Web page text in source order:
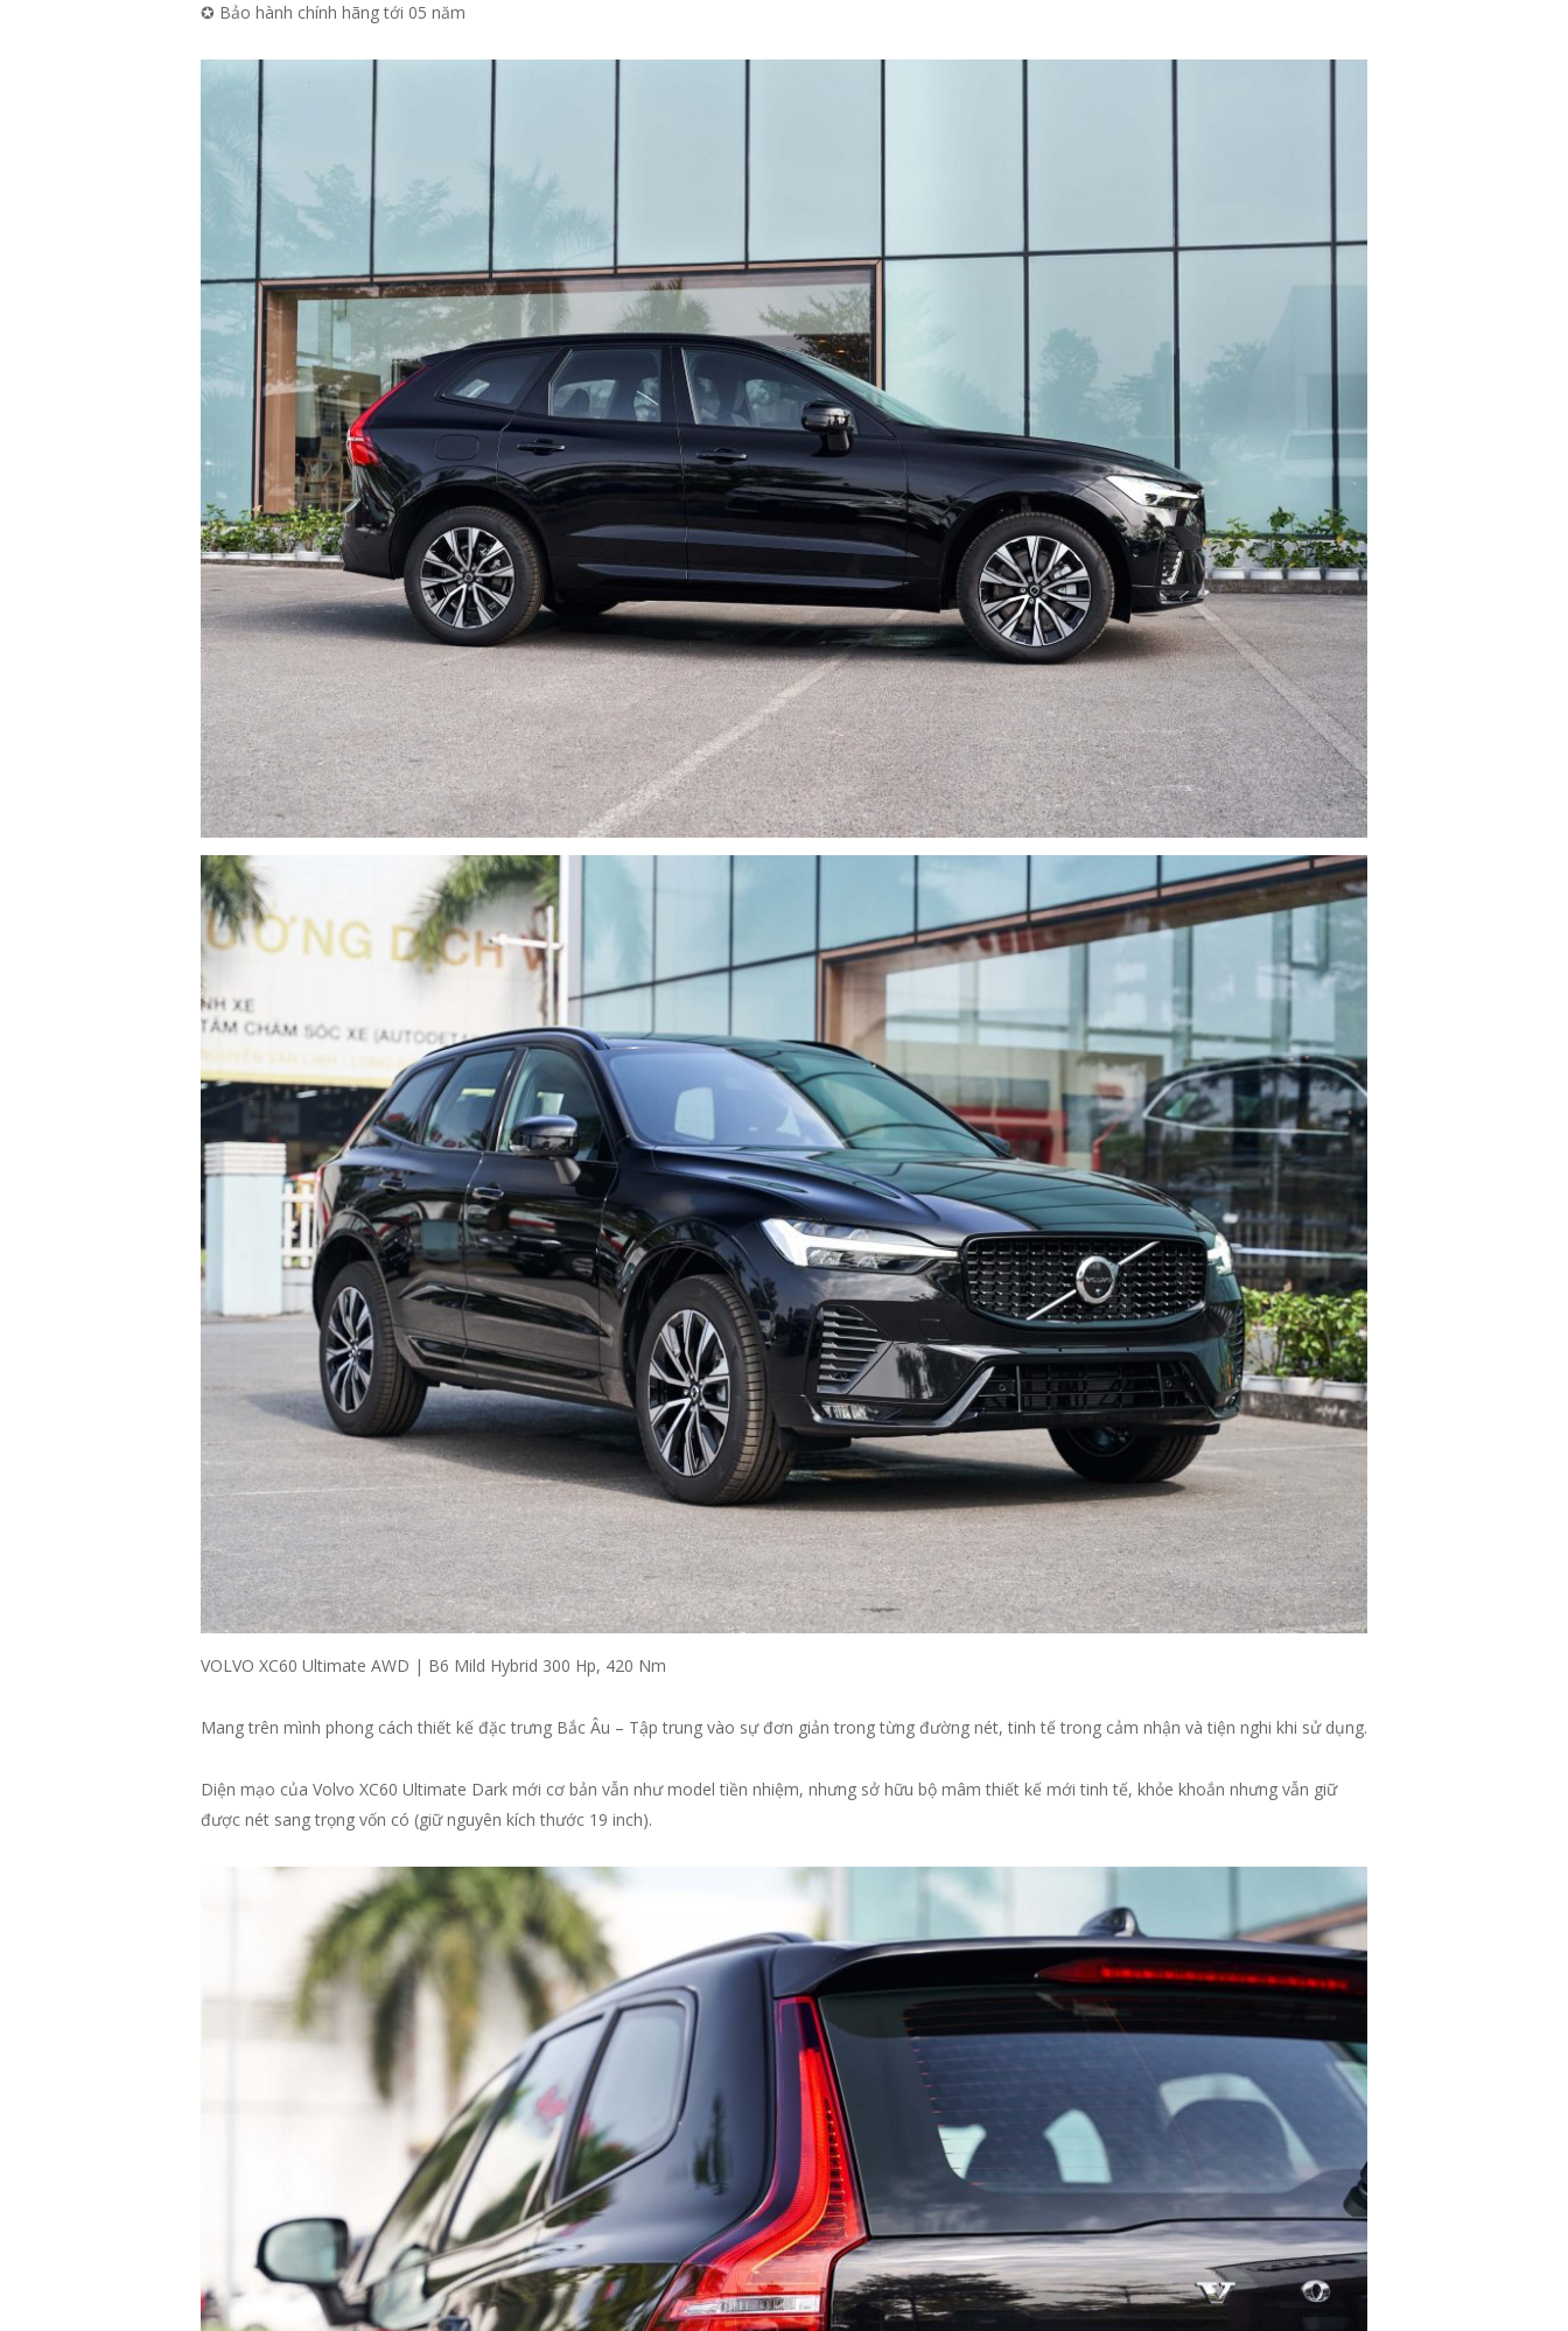
✪ Bảo hành chính hãng tới 05 năm
VOLVO XC60 Ultimate AWD | B6 Mild Hybrid 300 Hp, 420 Nm
Mang trên mình phong cách thiết kế đặc trưng Bắc Âu – Tập trung vào sự đơn giản trong từng đường nét, tinh tế trong cảm nhận và tiện nghi khi sử dụng.
Diện mạo của Volvo XC60 Ultimate Dark mới cơ bản vẫn như model tiền nhiệm, nhưng sở hữu bộ mâm thiết kế mới tinh tế, khỏe khoắn nhưng vẫn giữ
được nét sang trọng vốn có (giữ nguyên kích thước 19 inch).